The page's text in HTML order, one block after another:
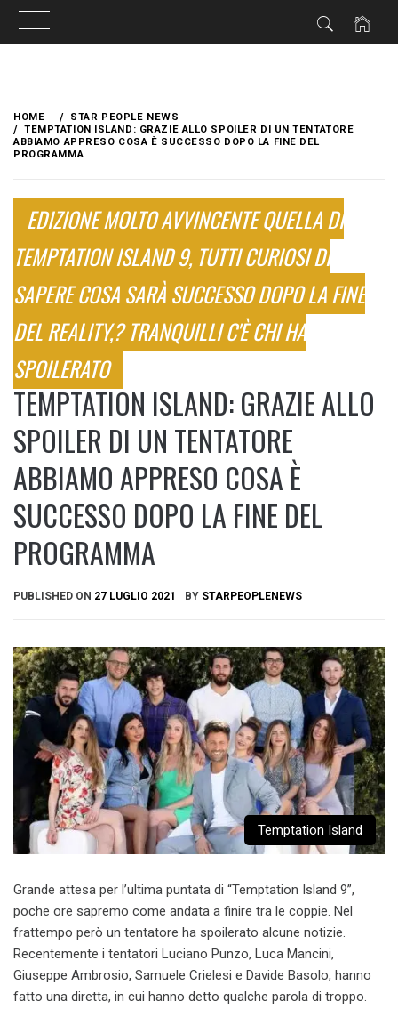
content
HOME
STAR PEOPLE NEWS
TEMPTATION ISLAND: GRAZIE ALLO SPOILER DI UN TENTATORE
ABBIAMO APPRESO COSA È SUCCESSO DOPO LA FINE DEL
PROGRAMMA
EDIZIONE MOLTO AVVINCENTE QUELLA DI
TEMPTATION ISLAND 9, TUTTI CURIOSI DI
SAPERE COSA SARÀ SUCCESSO DOPO LA FINE
DEL REALITY,? TRANQUILLI C'È CHI HA
SPOILERATO
TEMPTATION ISLAND: GRAZIE ALLO
SPOILER DI UN TENTATORE
ABBIAMO APPRESO COSA È
SUCCESSO DOPO LA FINE DEL
PROGRAMMA
PUBLISHED ON 27 LUGLIO 2021 BY STARPEOPLENEWS
Temptation Island
Grande attesa per l’ultima puntata di “Temptation Island 9”,
poche ore sapremo come andata a finire tra le coppie. Nel
frattempo però un tentatore ha spoilerato alcune notizie.
Recentemente i tentatori Luciano Punzo, Luca Mancini,
Giuseppe Ambrosio, Samuele Crielesi e Davide Basolo, hanno
fatto una diretta, in cui hanno detto qualche parola di troppo.